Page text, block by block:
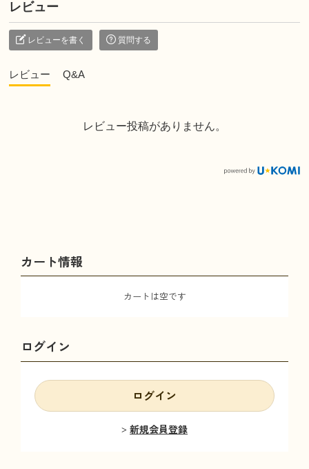
レビュー
レビューを書く 質問する
レビュー Q&A
レビュー投稿がありません。
カート情報
カートは空です
ログイン
ログイン
新規会員登録